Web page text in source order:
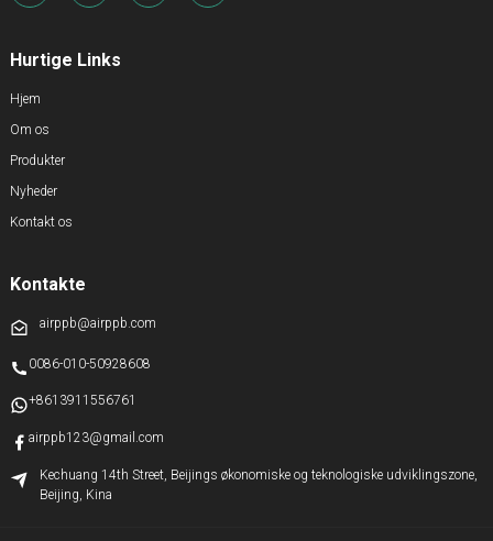
Hurtige Links
Hjem
Om os
Produkter
Nyheder
Kontakt os
Kontakte
airppb@airppb.com
0086-010-50928608
+8613911556761
airppb123@gmail.com
Kechuang 14th Street, Beijings økonomiske og teknologiske udviklingszone,
Beijing, Kina